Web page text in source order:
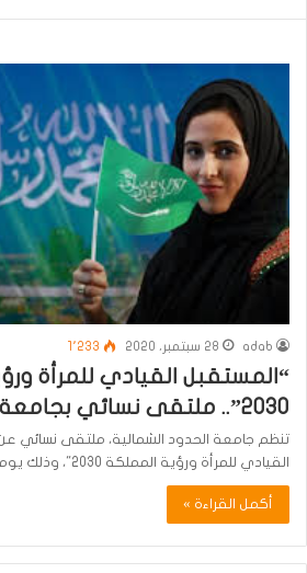
adab 28 سبتمبر، 2020 1٬233
“المستقبل القيادي للمرأة
2030”.. ملتقى نسائي بجامعة الحدود الشمالية
تنظم جامعة الحدود الشمالية، ملتقى نسائي
القيادي للمرأة ورؤية المملكة 2030"، وذلك يوم الأربعاء القادم.
أكمل القراءة »